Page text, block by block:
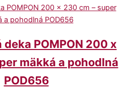
POMPON 200 x
mäkká a pohodlná
POD656